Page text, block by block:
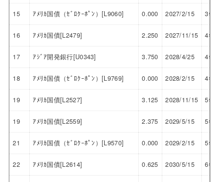
15 ｱﾒﾘｶ国債（ｾﾞﾛｸｰﾎﾟﾝ）[L9060] 0.000 2027/2/15 3年
16 ｱﾒﾘｶ国債[L2479] 2.250 2027/11/15 4年
17 ｱｼﾞｱ開発銀行[U0343] 3.750 2028/4/25 4年
18 ｱﾒﾘｶ国債（ｾﾞﾛｸｰﾎﾟﾝ）[L9769] 0.000 2028/2/15 4年
19 ｱﾒﾘｶ国債[L2527] 3.125 2028/11/15 5年
19 ｱﾒﾘｶ国債[L2559] 2.375 2029/5/15 5年
21 ｱﾒﾘｶ国債（ｾﾞﾛｸｰﾎﾟﾝ）[L9570] 0.000 2029/2/15 5年
22 ｱﾒﾘｶ国債[L2614] 0.625 2030/5/15 6年